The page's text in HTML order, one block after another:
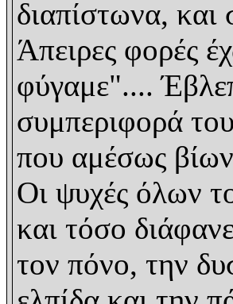
διαπίστωνα,
Άπειρες φορές
φύγαμε"....
συμπεριφορά
που αμέσως
Οι ψυχές όλων
και τόσο
τον πόνο, την